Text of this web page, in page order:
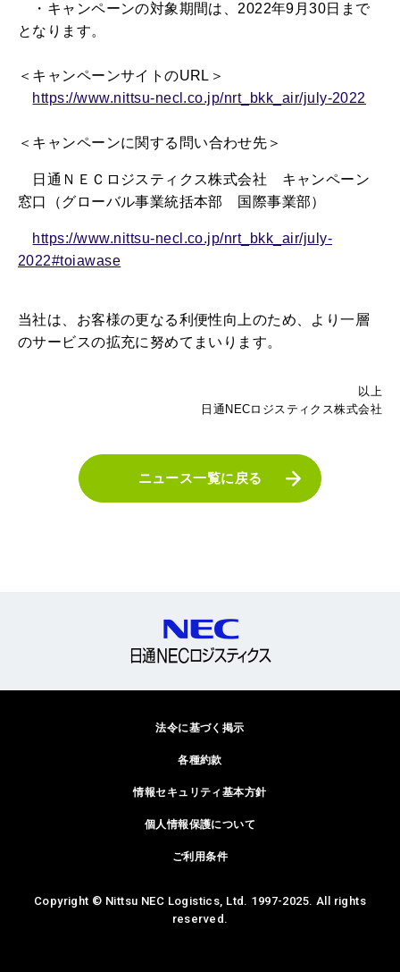
・キャンペーンの対象期間は、 2022年9 月30日まで
となります。
＜キャンペーンサイトのURL ＞
https://www.nittsu-necl.co.jp/nrt_bkk_air/july-2022
＜ キャンペーンに関する問い合わせ先＞
日通ＮＥＣロジスティクス株式会社 キャンペーン
窓口（グローバル事業統括本部 国際事業部）
https://www.nittsu-necl.co.jp/nrt_bkk_air/july-
2022#toiawase
当社は、お客様の更なる利便性向上のため、より一層
のサービスの拡充に努めてまいります。
以上
日通NECロジスティクス株式会社
ニュース一覧に戻る
法令に基づく掲示
各種約款
情報セキュリティ基本方針
個人情報保護について
ご利用条件
Copyright © Nittsu NEC Logistics, Ltd. 1997-2025. All rights
reserved.